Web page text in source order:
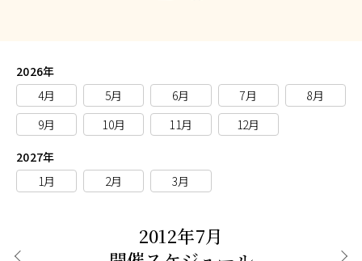
2026年
4月
5月 6月 7月
8月
9月
10月 11月
12月
2027年
1月
2月 3月
2012年7月